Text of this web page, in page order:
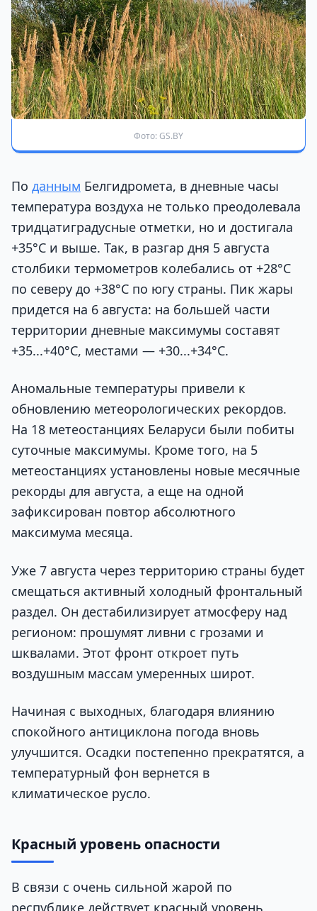
Фото: GS.BY
По данным Белгидромета, в дневные часы
температура воздуха не только преодолевала
тридцатиградусные отметки, но и достигала
+35°С и выше. Так, в разгар дня 5 августа
столбики термометров колебались от +28°С
по северу до +38°С по югу страны. Пик жары
придется на 6 августа: на большей части
территории дневные максимумы составят
+35...+40°С, местами — +30...+34°С.
Аномальные температуры привели к
обновлению метеорологических рекордов.
На 18 метеостанциях Беларуси были побиты
суточные максимумы. Кроме того, на 5
метеостанциях установлены новые месячные
рекорды для августа, а еще на одной
зафиксирован повтор абсолютного
максимума месяца.
Уже 7 августа через территорию страны будет
смещаться активный холодный фронтальный
раздел. Он дестабилизирует атмосферу над
регионом: прошумят ливни с грозами и
шквалами. Этот фронт откроет путь
воздушным массам умеренных широт.
Начиная с выходных, благодаря влиянию
спокойного антициклона погода вновь
улучшится. Осадки постепенно прекратятся, а
температурный фон вернется в
климатическое русло.
Красный уровень опасности
В связи с очень сильной жарой по
республике действует красный уровень